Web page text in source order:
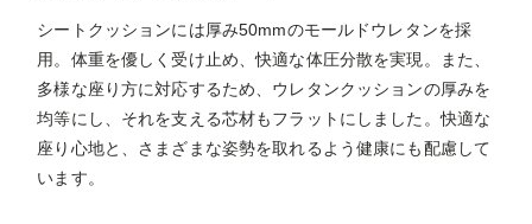
シートクッションには厚み50mmのモールドウレタンを採
用。体重を優しく受け止め、快適な体圧分散を実現。また、
多様な座り方に対応するため、ウレタンクッションの厚みを
均等にし、それを支える芯材もフラットにしました。快適な
座り心地と、さまざまな姿勢を取れるよう健康にも配慮して
います。